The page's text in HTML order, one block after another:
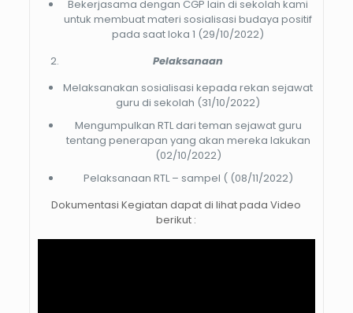
Bekerjasama dengan CGP lain di sekolah kami
untuk membuat materi sosialisasi budaya positif
pada saat loka 1 (29/10/2022)
Pelaksanaan
Melaksanakan sosialisasi kepada rekan sejawat
guru di sekolah (31/10/2022)
Mengumpulkan RTL dari teman sejawat guru
tentang penerapan yang akan mereka lakukan
(02/10/2022)
Pelaksanaan RTL – sampel ( (08/11/2022)
Dokumentasi Kegiatan dapat di lihat pada Video
berikut :